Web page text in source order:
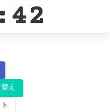
え